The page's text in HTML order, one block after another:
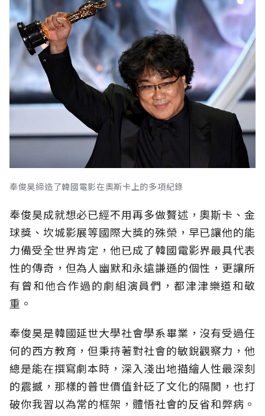
奉俊昊締造了韓國電影在奧斯卡上的多項紀錄
奉俊昊成就想必已經不用再多做贅述，奧斯卡、金
球獎、坎城影展等國際大獎的殊榮，早已讓他的能
力備受全世界肯定，他已成了韓國電影界最具代表
性的傳奇，但為人幽默和永遠謙遜的個性，更讓所
有曾和他合作過的劇組演員們，都津津樂道和敬
重。
奉俊昊是韓國延世大學社會學系畢業，沒有受過任
何的西方教育，但秉持著對社會的敏銳觀察力，他
總是能在撰寫劇本時，深入淺出地描繪人性最深刻
的震撼，那樣的普世價值針砭了文化的隔閡，也打
破你我習以為常的框架，體悟社會的反省和弊病。